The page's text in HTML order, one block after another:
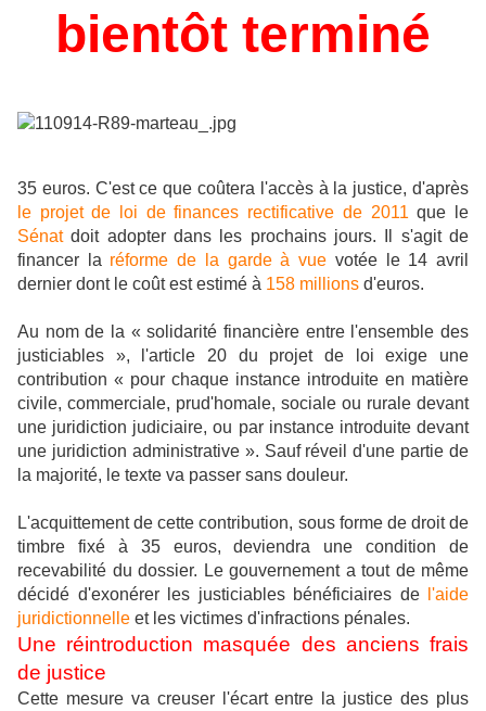
bientôt terminé
35 euros. C'est ce que coûtera l'accès à la justice, d'après
le projet de loi de finances rectificative de 2011 que le
Sénatdoit adopter dans les prochains jours. Il s'agit de
financer la réforme de la garde à vue votée le 14 avril
dernier dont le coût est estimé à 158 millions d'euros.
Au nom de la « solidarité financière entre l'ensemble des
justiciables », l'article 20 du projet de loi exige une
contribution « pour chaque instance introduite en matière
civile, commerciale, prud'homale, sociale ou rurale devant
une juridiction judiciaire, ou par instance introduite devant
une juridiction administrative ». Sauf réveil d'une partie de
la majorité, le texte va passer sans douleur.
L'acquittement de cette contribution, sous forme de droit de
timbre fixé à 35 euros, deviendra une condition de
recevabilité du dossier. Le gouvernement a tout de même
décidé d'exonérer les justiciables bénéficiaires de
l'aide
juridictionnelle et les victimes d'infractions pénales.
Une réintroduction masquée des anciens frais
de justice
Cette mesure va creuser l'écart entre la justice des plus